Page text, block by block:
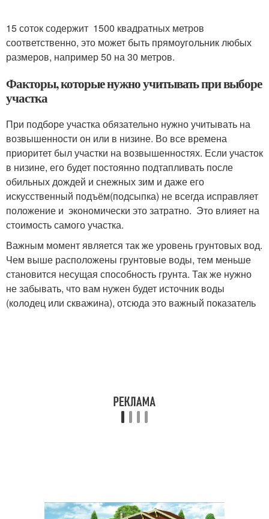
15 соток содержит 1500 квадратных метров
соответственно, это может быть прямоугольник любых
размеров, например 50 на 30 метров.
Факторы, которые нужно учитывать при выборе
участка
При подборе участка обязательно нужно учитывать на
возвышенности он или в низине. Во все времена
приоритет был участки на возвышенностях. Если участок
в низине, его будет постоянно подтапливать после
обильных дождей и снежных зим и даже его
искусственный подъём(подсыпка) не всегда исправляет
положение и экономически это затратно. Это влияет на
стоимость самого участка.
Важным момент является так же уровень грунтовых вод.
Чем выше расположены грунтовые воды, тем меньше
становится несущая способность грунта. Так же нужно
не забывать, что вам нужен будет источник воды
(колодец или скважина), отсюда это важный показатель